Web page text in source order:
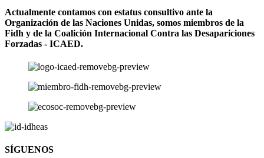
Actualmente contamos con estatus consultivo ante la
Organización de las Naciones Unidas, somos miembros de la
Fidh y de la Coalición Internacional Contra las Desapariciones
Forzadas - ICAED.
SÍGUENOS